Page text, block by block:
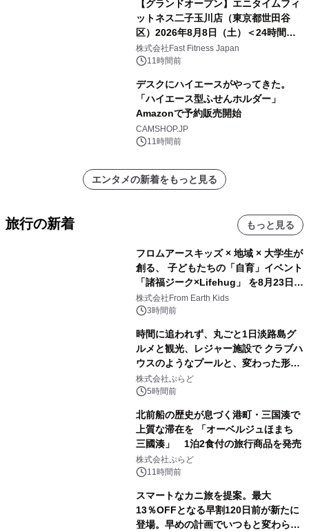
【グランドオープン】エニタイムフィ
ットネス二子玉川店（東京都世田谷
区）2026年8月8日（土）＜24時間年
中無休のフィットネスジム＞
株式会社Fast Fitness Japan
11時間前
デスクにハイエースがやってきた。
「ハイエース型ふせんホルダー」
Amazonで予約販売開始
CAMSHOP.JP
11時間前
エンタメの新着をもっと見る
旅行の新着 もっと見る
フロムアースキッズ × 地域 × 大学生が
創る、 子どもたちの「自育」イベント
「諸福ジーク×Lifehug」 を8月23日
(日)開催
株式会社From Earth Kids
3時間前
時間に追われず、丸ごと1日淡路島グ
ルメと観光、レジャー施設で クラブハ
ウスのようなプールと、変わった形の
サウナも 「THE BOXY AWAJI」のお
得な素泊まり連泊プランで
株式会社ぷらど
5時間前
北前船の歴史が息づく港町・三国湊で
上質な滞在を 「オーベルジュほまち
三國湊」 1泊2食付の旅行商品を発売
株式会社ぷらど
11時間前
スマートなカニ旅を提案。最大
13％OFFとなる早割120日前が新たに
登場。早めの計画でいつもと変わらぬ